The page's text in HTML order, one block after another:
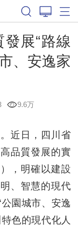
展“路線
、安逸家
9.6万
近日，四川省
品質發展的實
，明確以建設
、智慧的現代
園城市、安逸
色的現代化人